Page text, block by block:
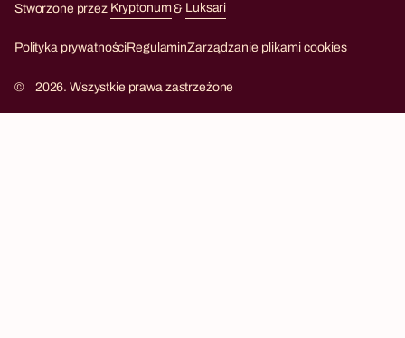
Stworzone przez Kryptonum& Luksari
Polityka prywatnościRegulaminZarządzanie plikami cookies
© 2026. Wszystkie prawa zastrzeżone